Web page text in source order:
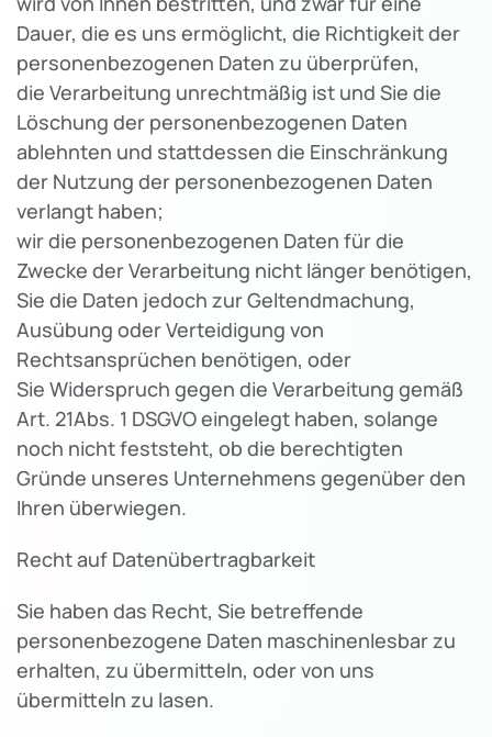
Dauer, die es uns ermöglicht, die Richtigkeit der
personenbezogenen Daten zu überprüfen,
die Verarbeitung unrechtmäßig ist und Sie die
Löschung der personenbezogenen Daten
ablehnten und stattdessen die Einschränkung
der Nutzung der personenbezogenen Daten
verlangt haben;
wir die personenbezogenen Daten für die
Zwecke der Verarbeitung nicht länger benötigen,
Sie die Daten jedoch zur Geltendmachung,
Ausübung oder Verteidigung von
Rechtsansprüchen benötigen, oder
Sie Widerspruch gegen die Verarbeitung gemäß
Art. 21Abs. 1 DSGVO eingelegt haben, solange
noch nicht feststeht, ob die berechtigten
Gründe unseres Unternehmens gegenüber den
Ihren überwiegen.
Recht auf Datenübertragbarkeit
Sie haben das Recht, Sie betreffende
personenbezogene Daten maschinenlesbar zu
erhalten, zu übermitteln, oder von uns
übermitteln zu lasen.